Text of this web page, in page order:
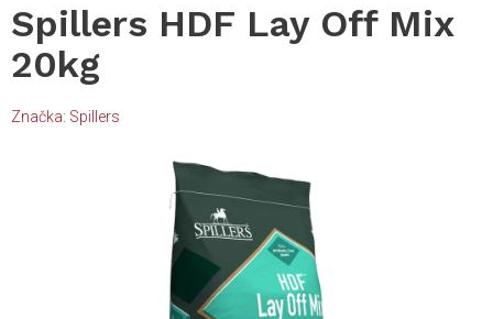
Spillers HDF Lay Off Mix
20kg
Značka: Spillers